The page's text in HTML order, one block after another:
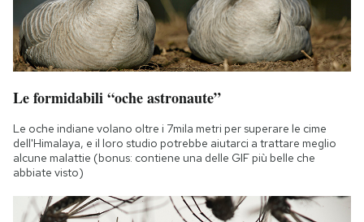
Le formidabili “oche astronaute”
Le oche indiane volano oltre i 7mila metri per superare le cime
dell'Himalaya, e il loro studio potrebbe aiutarci a trattare meglio
alcune malattie (bonus: contiene una delle GIF più belle che
abbiate visto)